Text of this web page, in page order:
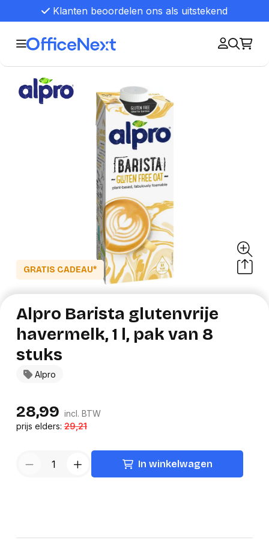
Klanten beoordelen ons als uitstekend
GRATIS CADEAU*
Alpro
Alpro Barista glutenvrije
havermelk, 1 l, pak van 8
stuks
28,99 incl. BTW
prijs elders:29,21
In winkelwagen